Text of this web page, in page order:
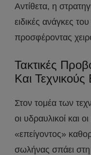
Αντίθετα, η
ειδικές ανάγκες
προσφέροντας
Τακτικές
Και
Στον τομέα των
οι υδραυλικοί και
«επείγοντος»
σωλήνας σπάει